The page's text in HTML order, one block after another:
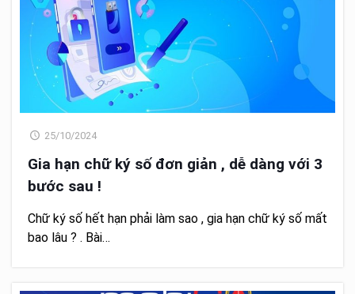
25/10/2024
Gia hạn chữ ký số đơn giản , dễ dàng với 3
bước sau !
Chữ ký số hết hạn phải làm sao , gia hạn chữ ký số mất
bao lâu ? . Bài…